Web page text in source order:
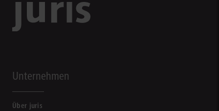
Unternehmen
Über juris